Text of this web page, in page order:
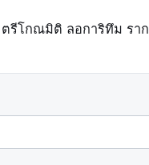
รีโกณมิติ ลอการิทึม รา